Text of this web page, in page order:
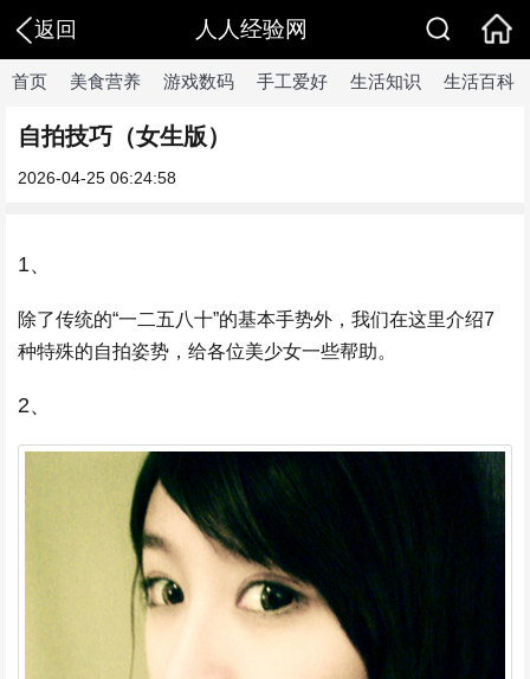
返回 人人经验网
首页 美食营养 游戏数码 手工爱好 生活知识 生活百科
自拍技巧（女生版）
2026-04-25 06:24:58
1、
除了传统的“一二五八十”的基本手势外，我们在这里介绍7
种特殊的自拍姿势，给各位美少女一些帮助。
2、